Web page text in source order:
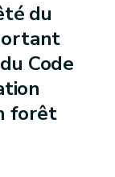
du
Code
forêt